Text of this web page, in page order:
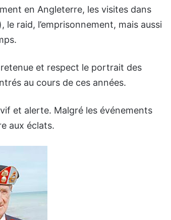
en Angleterre, les visites dans
raid, l’emprisonnement, mais aussi
et respect le portrait des
au cours de ces années.
et alerte. Malgré les événements
aux éclats.